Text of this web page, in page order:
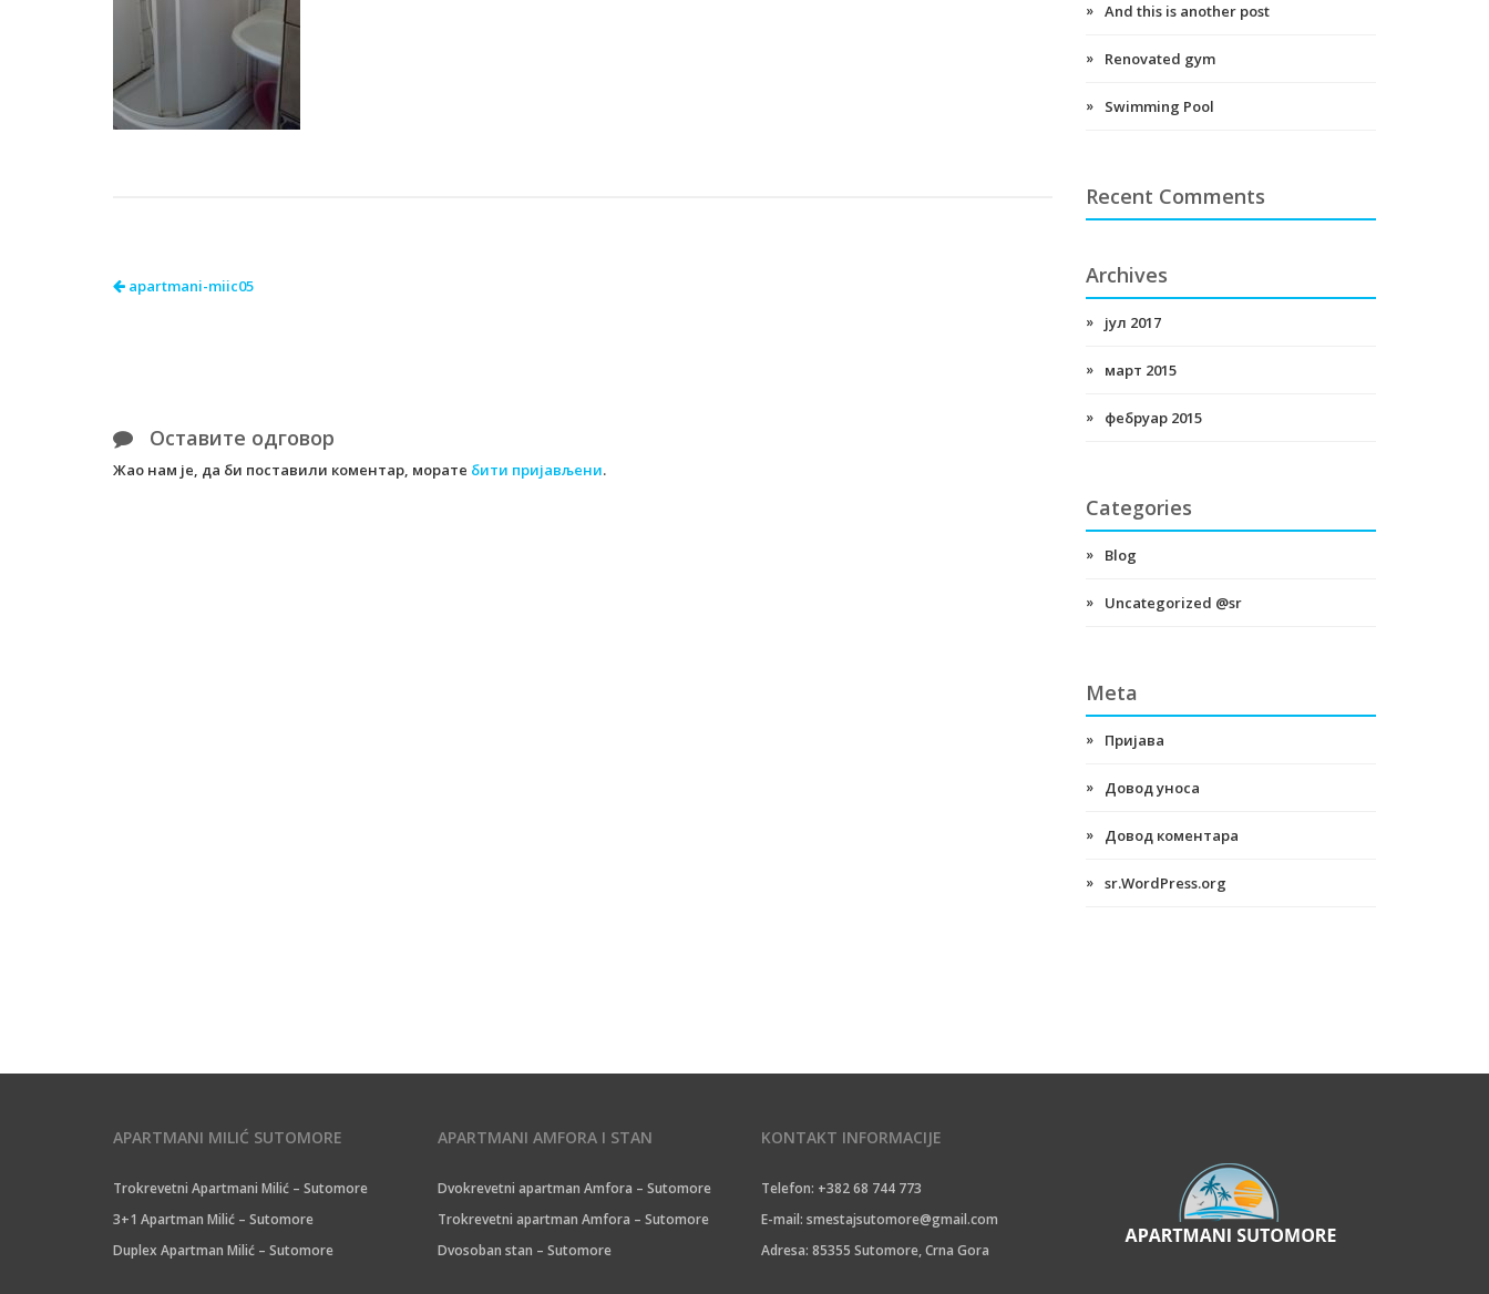
apartmani-miic05
Оставите одговор
Жао нам је, да би поставили коментар, морате бити пријављени.
And this is another post
Renovated gym
Swimming Pool
Recent Comments
Archives
јул 2017
март 2015
фебруар 2015
Categories
Blog
Uncategorized @sr
Meta
Пријава
Довод уноса
Довод коментара
sr.WordPress.org
APARTMANI MILIĆ SUTOMORE
Trokrevetni Apartmani Milić – Sutomore
3+1 Apartman Milić – Sutomore
Duplex Apartman Milić – Sutomore
APARTMANI AMFORA I STAN
Dvokrevetni apartman Amfora – Sutomore
Trokrevetni apartman Amfora – Sutomore
Dvosoban stan – Sutomore
KONTAKT INFORMACIJE
Telefon: +382 68 744 773
E-mail: smestajsutomore@gmail.com
Adresa: 85355 Sutomore, Crna Gora